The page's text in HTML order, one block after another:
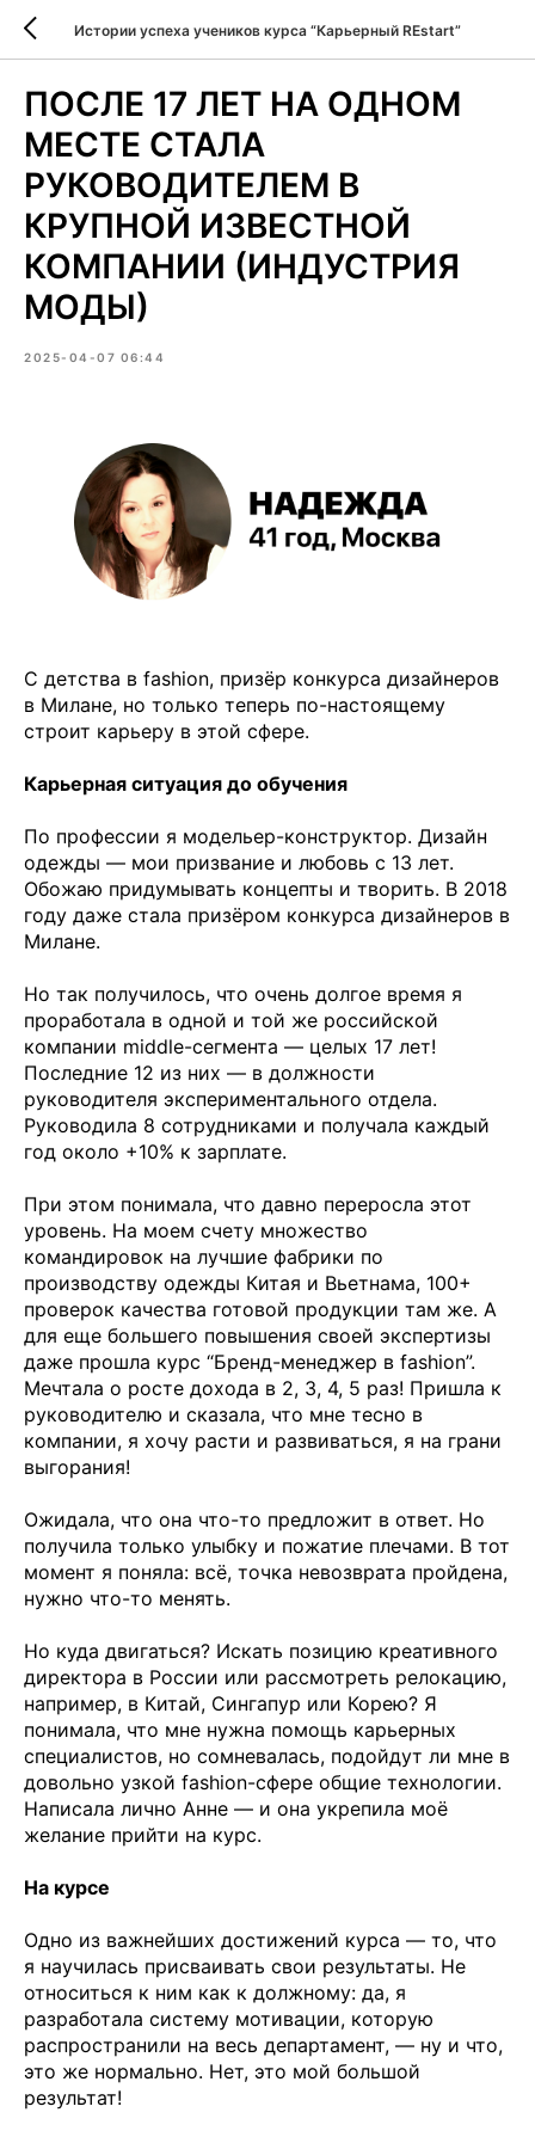
Истории успеха учеников курса “Карьерный REstart”
ПОСЛЕ 17 ЛЕТ НА ОДНОМ
МЕСТЕ СТАЛА
РУКОВОДИТЕЛЕМ В
КРУПНОЙ ИЗВЕСТНОЙ
КОМПАНИИ (ИНДУСТРИЯ
МОДЫ)
2025-04-07 06:44
С детства в fashion, призёр конкурса дизайнеров
в Милане, но только теперь по-настоящему
строит карьеру в этой сфере.
Карьерная ситуация до обучения
По профессии я модельер-конструктор. Дизайн
одежды — мои призвание и любовь с 13 лет.
Обожаю придумывать концепты и творить. В 2018
году даже стала призёром конкурса дизайнеров в
Милане.
Но так получилось, что очень долгое время я
проработала в одной и той же российской
компании middle-сегмента — целых 17 лет!
Последние 12 из них — в должности
руководителя экспериментального отдела.
Руководила 8 сотрудниками и получала каждый
год около +10% к зарплате.
При этом понимала, что давно переросла этот
уровень. На моем счету множество
командировок на лучшие фабрики по
производству одежды Китая и Вьетнама, 100+
проверок качества готовой продукции там же. А
для еще большего повышения своей экспертизы
даже прошла курс “Бренд-менеджер в fashion”.
Мечтала о росте дохода в 2, 3, 4, 5 раз! Пришла к
руководителю и сказала, что мне тесно в
компании, я хочу расти и развиваться, я на грани
выгорания!
Ожидала, что она что-то предложит в ответ. Но
получила только улыбку и пожатие плечами. В тот
момент я поняла: всё, точка невозврата пройдена,
нужно что-то менять.
Но куда двигаться? Искать позицию креативного
директора в России или рассмотреть релокацию,
например, в Китай, Сингапур или Корею? Я
понимала, что мне нужна помощь карьерных
специалистов, но сомневалась, подойдут ли мне в
довольно узкой fashion-сфере общие технологии.
Написала лично Анне — и она укрепила моё
желание прийти на курс.
На курсе
Одно из важнейших достижений курса — то, что
я научилась присваивать свои результаты. Не
относиться к ним как к должному: да, я
разработала систему мотивации, которую
распространили на весь департамент, — ну и что,
это же нормально. Нет, это мой большой
результат!